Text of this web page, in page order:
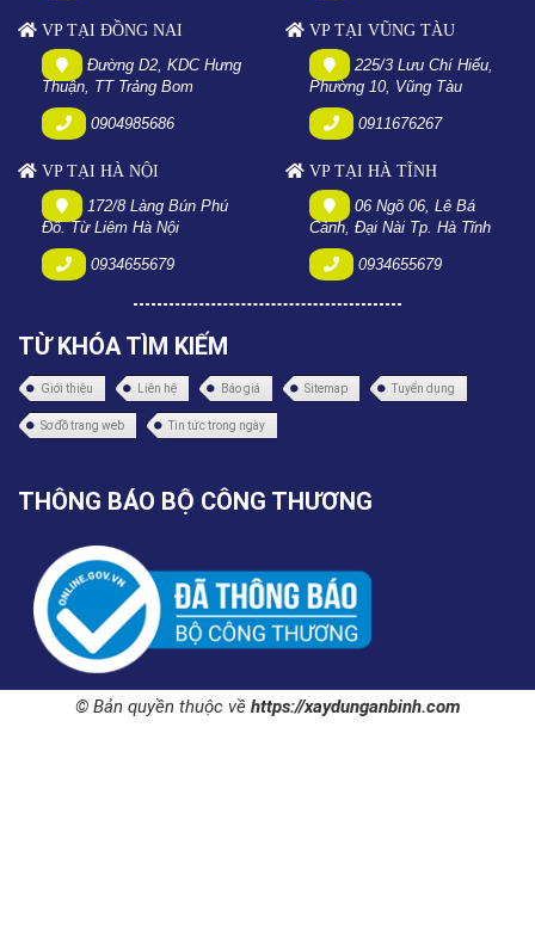
VP TẠI ĐỒNG NAI
Đường D2, KDC Hưng
Thuận, TT Trảng Bom
0904985686
VP TẠI VŨNG TÀU
225/3 Lưu Chí Hiếu,
Phường 10, Vũng Tàu
0911676267
VP TẠI HÀ NỘI
172/8 Làng Bún Phú
Đô. Từ Liêm Hà Nội
0934655679
VP TẠI HÀ TĨNH
06 Ngõ 06, Lê Bá
Cảnh, Đại Nài Tp. Hà Tĩnh
0934655679
TỪ KHÓA TÌM KIẾM
Giới thiệu Liên hệ Báo giá Sitemap Tuyển dụng
Sơ đồ trang web Tin tức trong ngày
THÔNG BÁO BỘ CÔNG THƯƠNG
© Bản quyền thuộc về https://xaydunganbinh.com